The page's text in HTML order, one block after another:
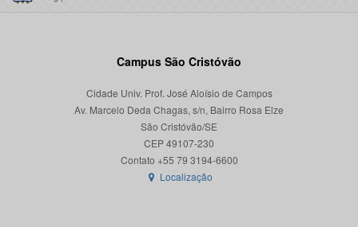
Campus São Cristóvão
Cidade Univ. Prof. José Aloísio de Campos
Av. Marcelo Deda Chagas, s/n, Bairro Rosa Elze
São Cristóvão/SE
CEP 49107-230
Localização